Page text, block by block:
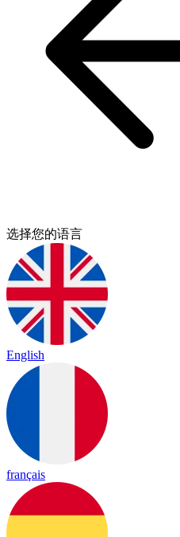
选择您的语言
English
français